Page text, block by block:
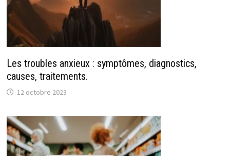
Les troubles anxieux : symptômes, diagnostics,
causes, traitements.
12 octobre 2023